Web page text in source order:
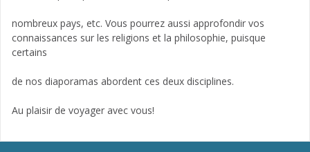
nombreux pays, etc. Vous pourrez aussi approfondir vos
connaissances sur les religions et la philosophie, puisque
certains
de nos diaporamas abordent ces deux disciplines.
Au plaisir de voyager avec vous!